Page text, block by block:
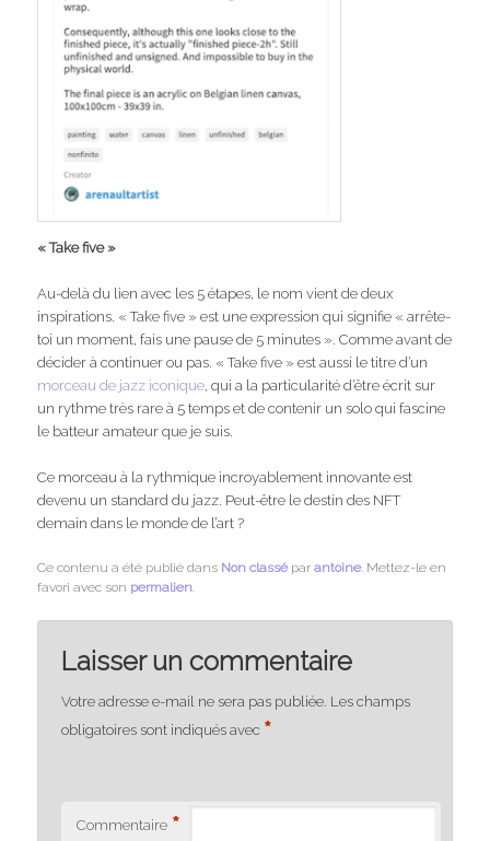
« Take five »
Au-delà du lien avec les 5 étapes, le nom vient de deux
inspirations. « Take five » est une expression qui signifie « arrête-
toi un moment, fais une pause de 5 minutes ». Comme avant de
décider à continuer ou pas. « Take five » est aussi le titre d’un
morceau de jazz iconique, qui a la particularité d’être écrit sur
un rythme très rare à 5 temps et de contenir un solo qui fascine
le batteur amateur que je suis.
Ce morceau à la rythmique incroyablement innovante est
devenu un standard du jazz. Peut-être le destin des NFT
demain dans le monde de l’art ?
Ce contenu a été publié dans Non classé parantoine. Mettez-le en
favori avec son permalien.
Laisser un commentaire
Votre adresse e-mail ne sera pas publiée. Les champs
obligatoires sont indiqués avec *
Commentaire *